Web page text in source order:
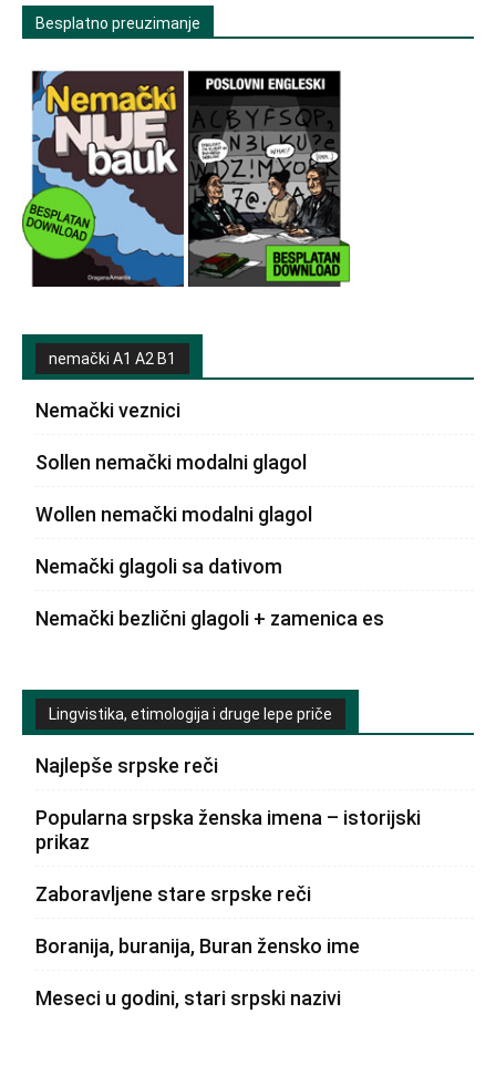
Besplatno preuzimanje
nemački A1 A2 B1
Nemački veznici
Sollen nemački modalni glagol
Wollen nemački modalni glagol
Nemački glagoli sa dativom
Nemački bezlični glagoli + zamenica es
Lingvistika, etimologija i druge lepe priče
Najlepše srpske reči
Popularna srpska ženska imena – istorijski
prikaz
Zaboravljene stare srpske reči
Boranija, buranija, Buran žensko ime
Meseci u godini, stari srpski nazivi